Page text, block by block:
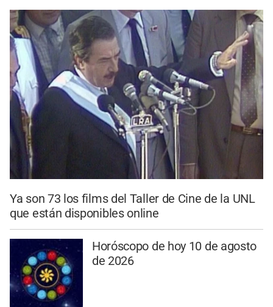
Ya son 73 los films del Taller de Cine de la UNL
que están disponibles online
Horóscopo de hoy 10 de agosto
de 2026